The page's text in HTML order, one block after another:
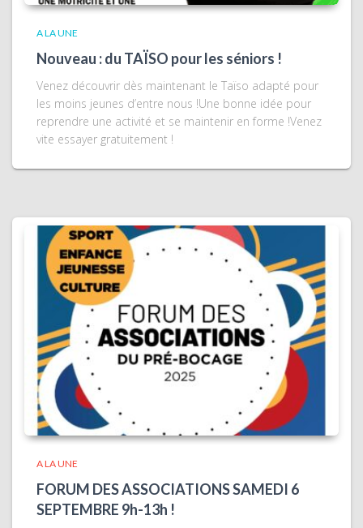
A LA UNE
Nouveau : du TAÏSO pour les séniors !
Venez découvrir dès maintenant le Taïso adapté pour
les moins jeunes d’entre nous !Une bonne idée pour
reprendre une activité et se maintenir en forme !Venez
vite essayer gratuitement !
A LA UNE
FORUM DES ASSOCIATIONS SAMEDI 6
SEPTEMBRE 9h-13h !